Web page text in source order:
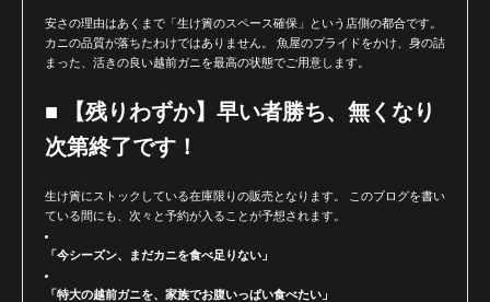
安さの理由はあくまで「生け簀のスペース確保」という店側の都合です。
カニの品質が落ちたわけではありません。 魚屋のプライドをかけ、身の詰
まった、活きの良い越前ガニを最高の状態でご用意します。
■ 【残りわずか】早い者勝ち、無くなり
次第終了です！
生け簀にストックしている在庫限りの販売となります。 このブログを書い
ている間にも、次々と予約が入ることが予想されます。
「今シーズン、まだカニを食べ足りない」
「特大の越前ガニを、家族でお腹いっぱい食べたい」